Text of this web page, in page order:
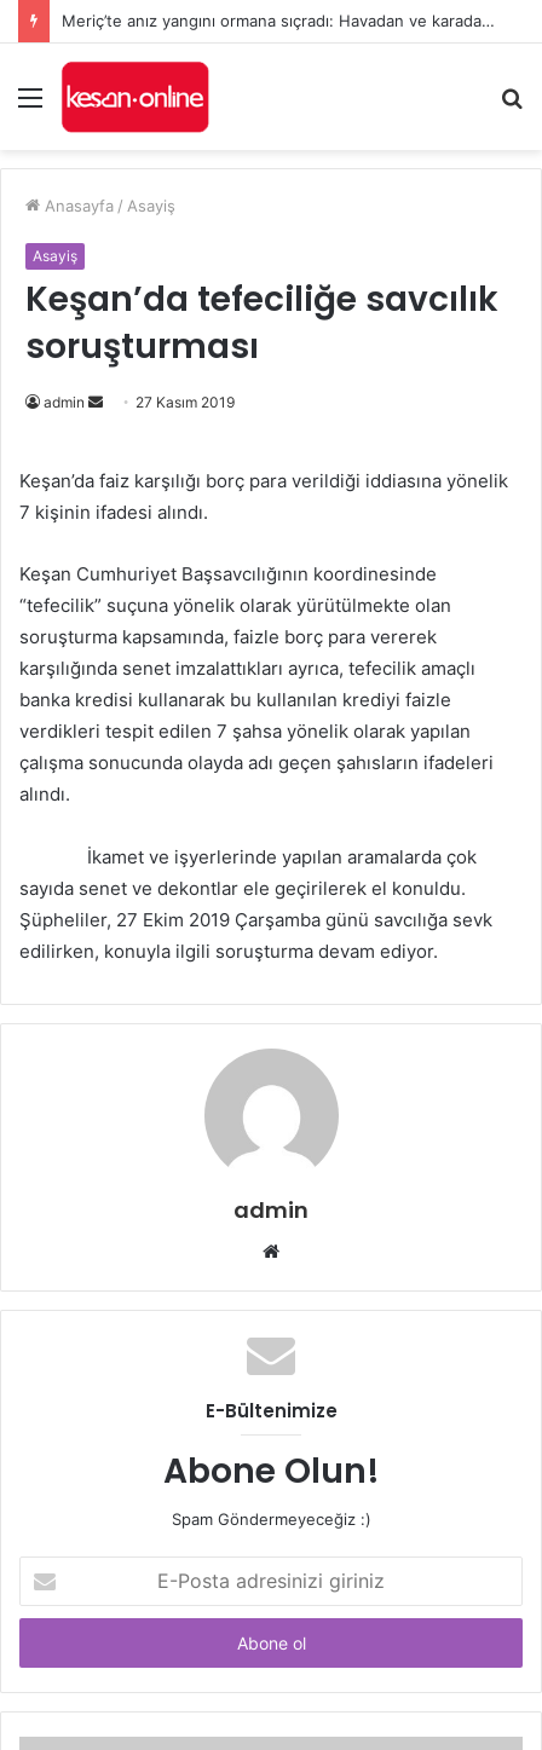
Meriç’te anız yangını ormana sıçradı: Havadan ve karadan müdahale sürüyor
Menü
...
Anasayfa / Asayiş
Asayiş
Keşan’da tefeciliğe savcılık
soruşturması
admin
Bir
göndermek
27 Kasım 2019
Keşan’da faiz karşılığı borç para verildiği iddiasına yönelik
7 kişinin ifadesi alındı.
Keşan Cumhuriyet Başsavcılığının koordinesinde
“tefecilik” suçuna yönelik olarak yürütülmekte olan
soruşturma kapsamında, faizle borç para vererek
karşılığında senet imzalattıkları ayrıca, tefecilik amaçlı
banka kredisi kullanarak bu kullanılan krediyi faizle
verdikleri tespit edilen 7 şahsa yönelik olarak yapılan
çalışma sonucunda olayda adı geçen şahısların ifadeleri
alındı.
İkamet ve işyerlerinde yapılan aramalarda çok
sayıda senet ve dekontlar ele geçirilerek el konuldu.
Şüpheliler, 27 Ekim 2019 Çarşamba günü savcılığa sevk
edilirken, konuyla ilgili soruşturma devam ediyor.
admin
Web
E-Bültenimize
Abone Olun!
Spam Göndermeyeceğiz :)
Posta
adresinizi